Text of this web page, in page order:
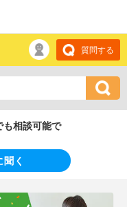
質問する
も相談可能で
く